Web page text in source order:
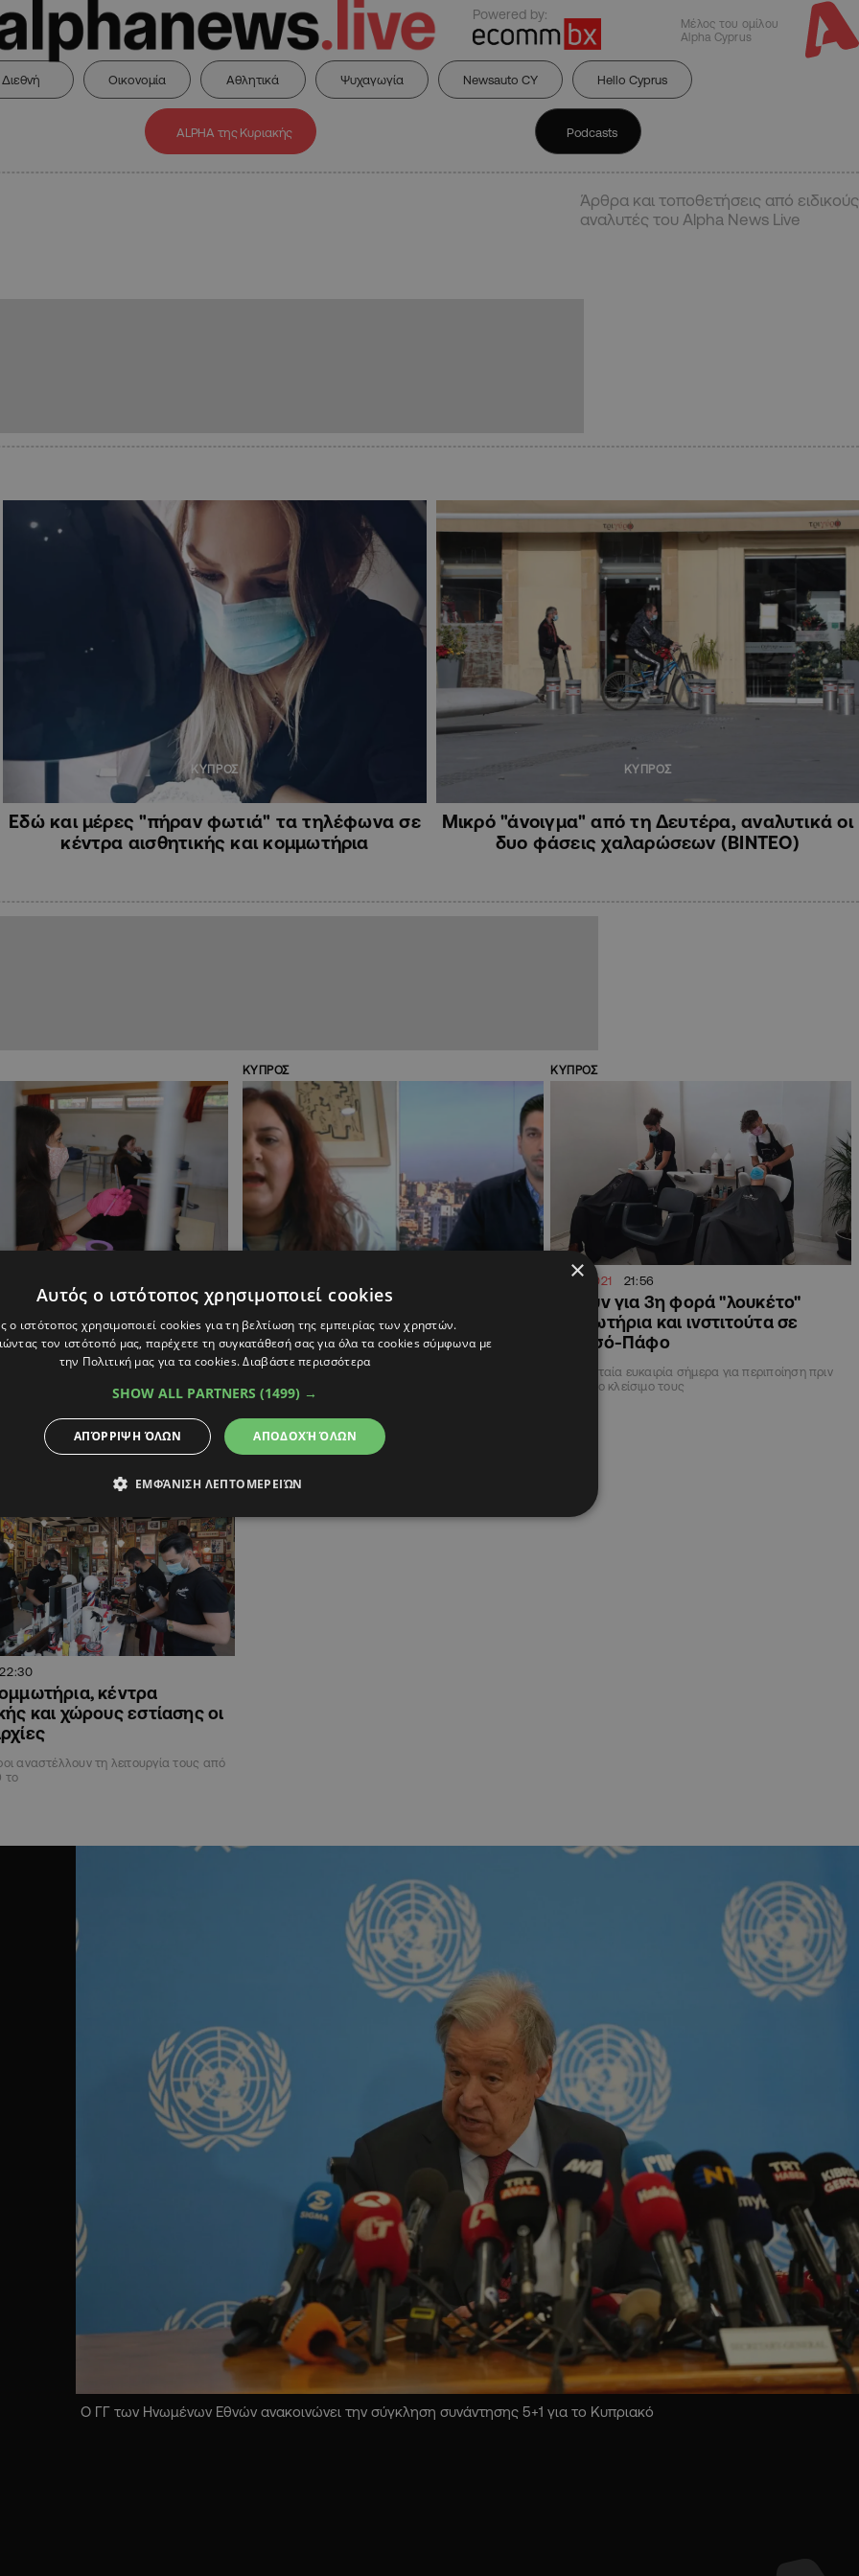
Powered by:
Μέλος του ομίλου
Alpha Cyprus
Διεθνή Οικονομία Αθλητικά Ψυχαγωγία Newsauto CY Hello Cyprus
ALPHA της Κυριακής Podcasts
Άρθρα και τοποθετήσεις από ειδικούς
αναλυτές του Alpha News Live
ΚΥΠΡΟΣ
Εδώ και μέρες "πήραν φωτιά" τα τηλέφωνα σε
κέντρα αισθητικής και κομμωτήρια
ΚΥΠΡΟΣ
Μικρό "άνοιγμα" από τη Δευτέρα, αναλυτικά οι
δυο φάσεις χαλαρώσεων (ΒΙΝΤΕΟ)
επιστροφή των
3ης λυκείου οι ειδικοί
σε σταδιακές χαλαρώσεις δηλώνει
ΚΥΠΡΟΣ
Η απάντηση του Υπουργείου Υγείας
για τα παράπονα από αισθητικούς
(ΒΙΝΤΕΟ)
Φωνές από αισθητικούς για τους δερματολόγους
ΚΥΠΡΟΣ
09.01.2021 21:56
Βάζουν για 3η φορά "λουκέτο"
κομμωτήρια και ινστιτούτα σε
Λεμεσό-Πάφο
Τελευταία ευκαιρία σήμερα για περιποίηση πριν
από το κλείσιμο τους
22:30
κέντρα
και χώρους εστίασης οι
αναστέλλουν τη λειτουργία τους από
το
Ο ΓΓ των Ηνωμένων Εθνών ανακοινώνει την σύγκληση συνάντησης 5+1 για το Κυπριακό
×
Αυτός ο ιστότοπος χρησιμοποιεί cookies
ο ιστότοπος χρησιμοποιεί cookies για τη βελτίωση της εμπειρίας των χρηστών.
τον ιστότοπό μας, παρέχετε τη συγκατάθεσή σας για όλα τα cookies σύμφωνα με
την Πολιτική μας για τα cookies.Διαβάστε περισσότερα
SHOW ALL PARTNERS (1499) →
ΑΠΟΔΟΧΉ ΌΛΩΝ
ΑΠΌΡΡΙΨΗ ΌΛΩΝ
ΕΜΦΆΝΙΣΗ ΛΕΠΤΟΜΕΡΕΙΏΝ